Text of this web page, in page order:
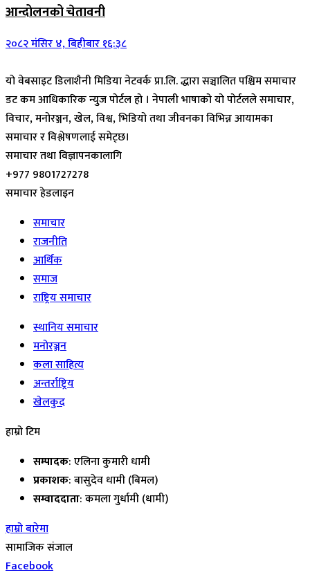
आन्दोलनको चेतावनी
२०८२ मंसिर ४, बिहीबार १६:३८
यो वेबसाइट डिलाशैनी मिडिया नेटवर्क प्रा.लि. द्धारा सञ्चालित पश्चिम समाचार
डट कम आधिकारिक न्युज पोर्टल हो । नेपाली भाषाको यो पोर्टलले समाचार,
विचार, मनोरञ्जन, खेल, विश्व, भिडियो तथा जीवनका विभिन्न आयामका
समाचार र विश्लेषणलाई समेट्छ।
समाचार तथा विज्ञापनकालागि
+977 9801727278
समाचार हेडलाइन
समाचार
राजनीति
आर्थिक
समाज
राष्ट्रिय समाचार
स्थानिय समाचार
मनोरञ्जन
कला साहित्य
अन्तर्राष्ट्रिय
खेलकुद
हाम्रो टिम
सम्पादक: एलिना कुमारी धामी
प्रकाशक: बासुदेव धामी (बिमल)
सम्वाददाता: कमला गुर्धामी (धामी)
हाम्रो बारेमा
सामाजिक संजाल
Facebook